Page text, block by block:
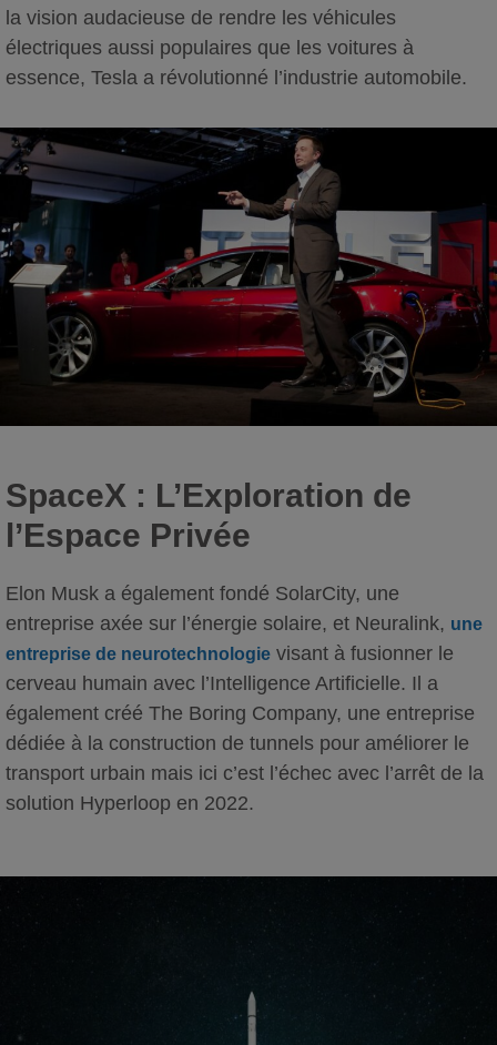
la vision audacieuse de rendre les véhicules
électriques aussi populaires que les voitures à
essence, Tesla a révolutionné l’industrie automobile.
SpaceX : L’Exploration de
l’Espace Privée
Elon Musk a également fondé SolarCity, une
entreprise axée sur l’énergie solaire, et Neuralink, une
entreprise de neurotechnologie visant à fusionner le
cerveau humain avec l’Intelligence Artificielle. Il a
également créé The Boring Company, une entreprise
dédiée à la construction de tunnels pour améliorer le
transport urbain mais ici c’est l’échec avec l’arrêt de la
solution Hyperloop en 2022.